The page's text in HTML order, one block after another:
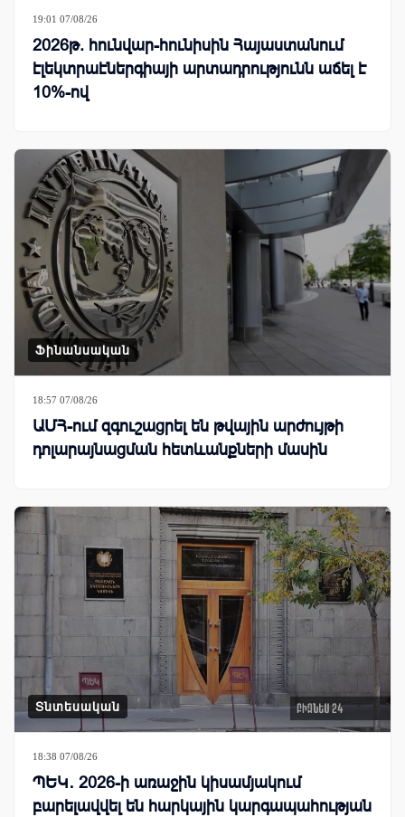
19:01 07/08/26
2026թ. հունվար-հունիսին Հայաստանում
էլեկտրաէներգիայի արտադրությունն աճել է
10%-ով
Ֆինանսական
18:57 07/08/26
ԱՄՀ-ում զգուշացրել են թվային արժույթի
դոլարայնացման հետևանքների մասին
Տնտեսական
18:38 07/08/26
ՊԵԿ․ 2026-ի առաջին կիսամյակում
բարելավվել են հարկային կարգապահության